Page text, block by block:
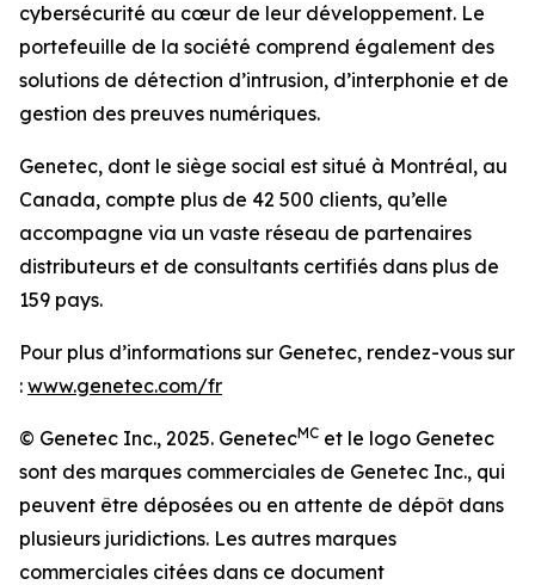
cybersécurité au cœur de leur développement. Le
portefeuille de la société comprend également des
solutions de détection d’intrusion, d’interphonie et de
gestion des preuves numériques.
Genetec, dont le siège social est situé à Montréal, au
Canada, compte plus de 42 500 clients, qu’elle
accompagne via un vaste réseau de partenaires
distributeurs et de consultants certifiés dans plus de
159 pays.
Pour plus d’informations sur Genetec, rendez-vous sur
: www.genetec.com/fr
© Genetec Inc., 2025. GenetecMC et le logo Genetec
sont des marques commerciales de Genetec Inc., qui
peuvent être déposées ou en attente de dépôt dans
plusieurs juridictions. Les autres marques
commerciales citées dans ce document